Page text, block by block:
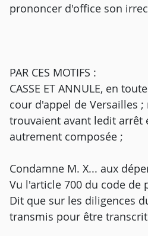
prononcer d'office son
PAR CES MOTIFS :
CASSE ET ANNULE, en
cour d'appel de Versailles
trouvaient avant ledit arrêt
autrement composée ;
Condamne M. X... aux
Vu l'article 700 du code de
Dit que sur les diligences
transmis pour être